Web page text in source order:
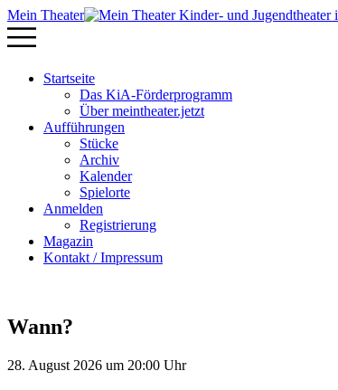
Mein Theater
Startseite
Das KiA-Förderprogramm
Über meintheater.jetzt
Aufführungen
Stücke
Archiv
Kalender
Spielorte
Anmelden
Registrierung
Magazin
Kontakt / Impressum
Wann?
28. August 2026 um 20:00 Uhr